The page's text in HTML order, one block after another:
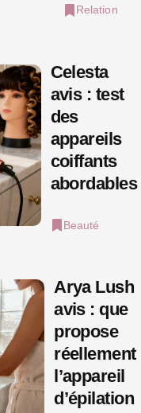
Relation
Celesta
avis : test
des
appareils
coiffants
abordables
Beauté
Arya Lush
avis : que
propose
réellement
l’appareil
d’épilation